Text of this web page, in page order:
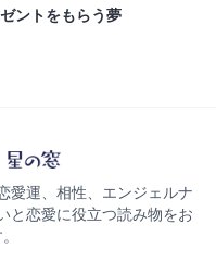
ントをもらう夢
愛運、相性、エンジェルナ
と恋愛に役立つ読み物をお